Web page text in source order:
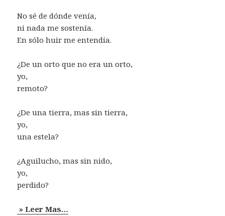
No sé de dónde venía,
ni nada me sostenía.
En sólo huir me entendía.
¿De un orto que no era un orto,
yo,
remoto?
¿De una tierra, mas sin tierra,
yo,
una estela?
¿Aguilucho, mas sin nido,
yo,
perdido?
» Leer Mas…